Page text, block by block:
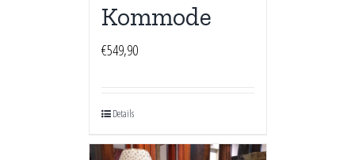
Kommode
€549,90
Details